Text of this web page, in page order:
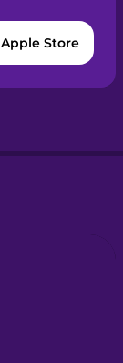
Apple Store